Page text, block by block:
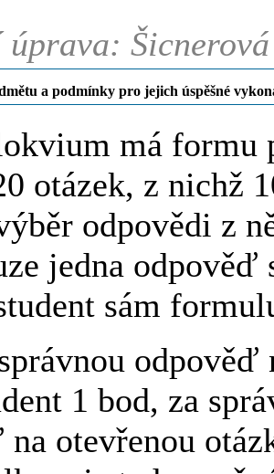
úprava:
a podmínky pro jejich úspěšné
má formu
otázek, z nichž
odpovědi z
jedna odpověď
sám
odpověď
1 bod, za
na otevřenou